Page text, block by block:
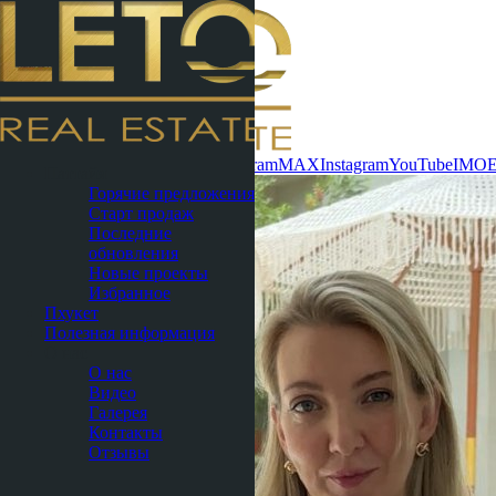
TelegramMAXInstagramYouTubeIMO
Горячие предложения
Старт продаж
Последние
обновления
Новые проекты
Избранное
Пхукет
Полезная информация
О нас
Видео
Галерея
Контакты
Отзывы